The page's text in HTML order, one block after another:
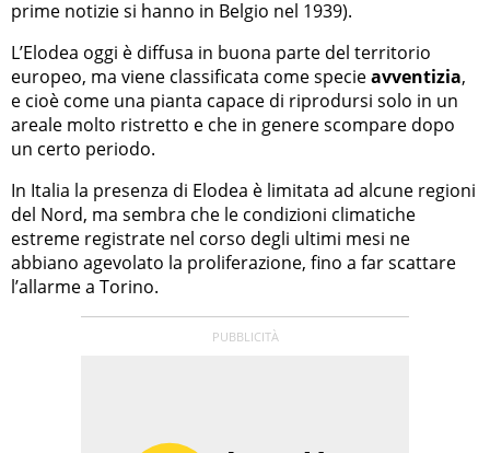
prime notizie si hanno in Belgio nel 1939).
L’Elodea oggi è diffusa in buona parte del territorio
europeo, ma viene classificata come specieavventizia,
e cioè come una pianta capace di riprodursi solo in un
areale molto ristretto e che in genere scompare dopo
un certo periodo.
In Italia la presenza di Elodea è limitata ad alcune regioni
del Nord, ma sembra che le condizioni climatiche
estreme registrate nel corso degli ultimi mesi ne
abbiano agevolato la proliferazione, fino a far scattare
l’allarme a Torino.